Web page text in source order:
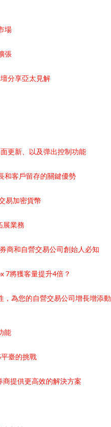
場
張
分享亞太見解
更新、以及弹出控制功能
和客戶留存的關鍵優勢
易加密貨幣
展業務
商和自營交易公司創始人必知
7將獲客量提升4倍？
，為您的自營交易公司增長增添動
能
臺的挑戰
提供更高效的解決方案